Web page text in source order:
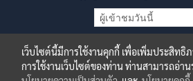
ผู้เข้าชมวันนี้
เว็บไซต์นี้มีการใช้งานคุกกี้ เพื่อเพิ่มประสิท
การใช้งานเว็บไซต์ของท่าน ท่านสามารถอ่า